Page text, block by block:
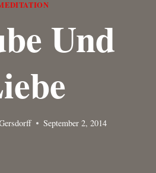
Und
September 2, 2014